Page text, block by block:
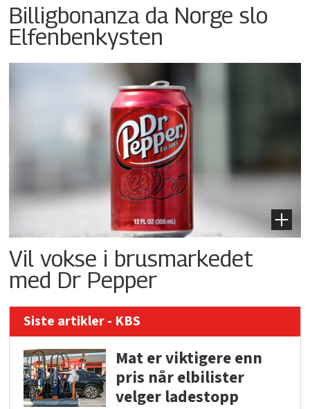
Billigbonanza da Norge slo
Elfenbenkysten
Vil vokse i brusmarkedet
med Dr Pepper
Siste artikler - KBS
Mat er viktigere enn
pris når elbilister
velger ladestopp